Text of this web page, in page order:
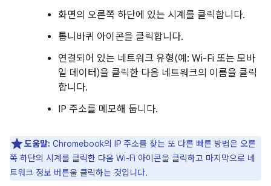
화면의 오른쪽 하단에 있는 시계를 클릭합니다.
톱니바퀴 아이콘을 클릭합니다.
연결되어 있는 네트워크 유형(예: Wi-Fi 또는 모바
일 데이터)을 클릭한 다음 네트워크의 이름을 클릭
합니다.
IP 주소를 메모해 둡니다.
도움말: Chromebook의 IP 주소를 찾는 또 다른 빠른 방법은 오른
쪽 하단의 시계를 클릭한 다음 Wi-Fi 아이콘을 클릭하고 마지막으로 네
트워크 정보 버튼을 클릭하는 것입니다.